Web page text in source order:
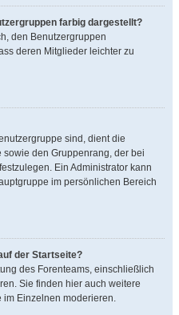
farbig dargestellt?
den Benutzergruppen
deren Mitglieder leichter zu
sind, dient die
den Gruppenrang, der bei
Ein Administrator kann
im persönlichen Bereich
der Startseite?
des Forenteams, einschließlich
Sie finden hier auch weitere
im Einzelnen moderieren.